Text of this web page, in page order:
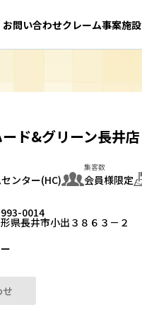
お問い合わせクレーム事案施
ド&グリーン長井店
ンター(HC)
集客数
会員様限定
0014
県長井市小出３８６３－２